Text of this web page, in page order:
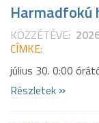
KÖZZÉTÉVE:
CÍMKE:
július 30. 0:00
Részletek »